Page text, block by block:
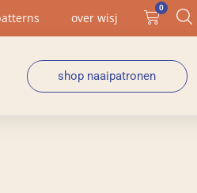
over wisj
0
shop naaipatronen